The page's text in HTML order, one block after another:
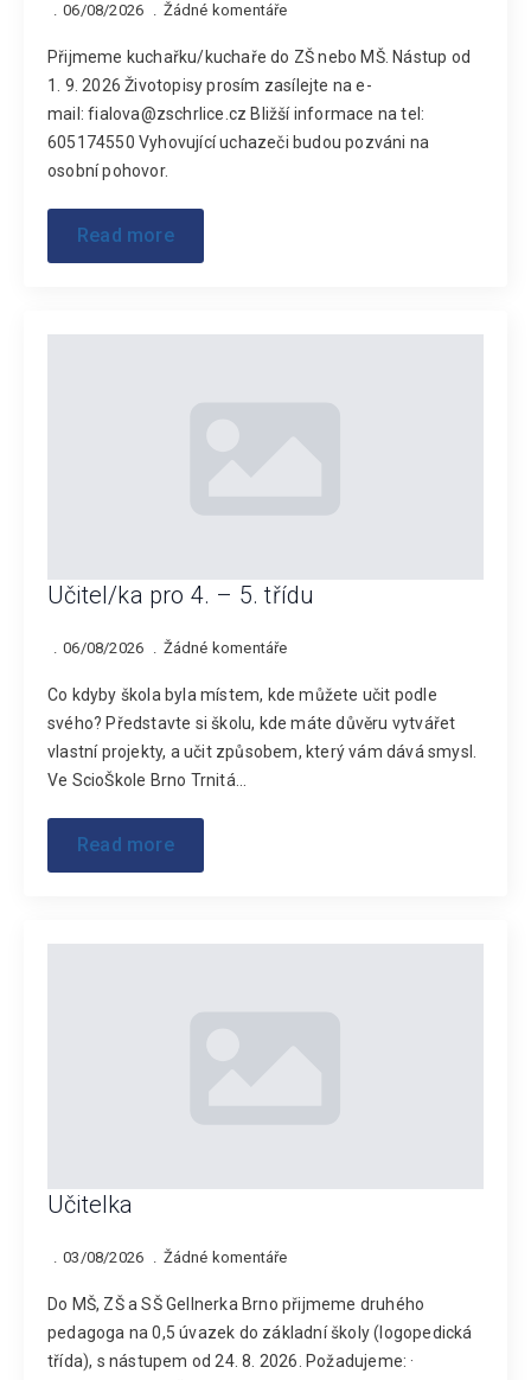
06/08/2026 Žádné komentáře
Přijmeme kuchařku/kuchaře do ZŠ nebo MŠ. Nástup od
1. 9. 2026 Životopisy prosím zasílejte na e-
mail: fialova@zschrlice.cz Bližší informace na tel:
605174550 Vyhovující uchazeči budou pozváni na
osobní pohovor.
Read more
Učitel/ka pro 4. – 5. třídu
06/08/2026 Žádné komentáře
Co kdyby škola byla místem, kde můžete učit podle
svého? Představte si školu, kde máte důvěru vytvářet
vlastní projekty, a učit způsobem, který vám dává smysl.
Ve ScioŠkole Brno Trnitá…
Read more
Učitelka
03/08/2026 Žádné komentáře
Do MŠ, ZŠ a SŠ Gellnerka Brno přijmeme druhého
pedagoga na 0,5 úvazek do základní školy (logopedická
třída), s nástupem od 24. 8. 2026. Požadujeme: ·